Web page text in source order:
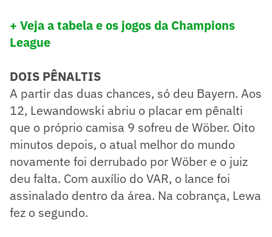
+ Veja a tabela e os jogos da Champions
League
DOIS PÊNALTIS
A partir das duas chances, só deu Bayern. Aos
12, Lewandowski abriu o placar em pênalti
que o próprio camisa 9 sofreu de Wöber. Oito
minutos depois, o atual melhor do mundo
novamente foi derrubado por Wöber e o juiz
deu falta. Com auxílio do VAR, o lance foi
assinalado dentro da área. Na cobrança, Lewa
fez o segundo.